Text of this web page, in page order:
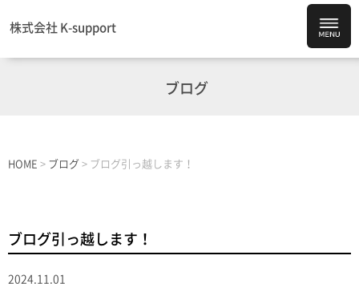
株式会社 K-support
ブログ
HOME > ブログ > ブログ引っ越します！
ブログ引っ越します！
2024.11.01